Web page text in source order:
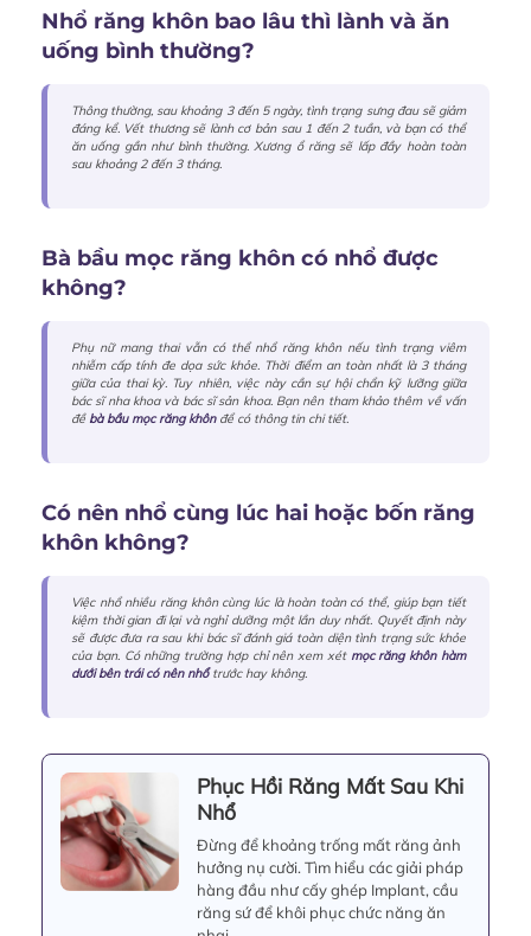
Nhổ răng khôn bao lâu thì lành và ăn
uống bình thường?
Thông thường, sau khoảng 3 đến 5 ngày, tình trạng sưng đau sẽ giảm
đáng kể. Vết thương sẽ lành cơ bản sau 1 đến 2 tuần, và bạn có thể
ăn uống gần như bình thường. Xương ổ răng sẽ lấp đầy hoàn toàn
sau khoảng 2 đến 3 tháng.
Bà bầu mọc răng khôn có nhổ được
không?
Phụ nữ mang thai vẫn có thể nhổ răng khôn nếu tình trạng viêm
nhiễm cấp tính đe dọa sức khỏe. Thời điểm an toàn nhất là 3 tháng
giữa của thai kỳ. Tuy nhiên, việc này cần sự hội chẩn kỹ lưỡng giữa
bác sĩ nha khoa và bác sĩ sản khoa. Bạn nên tham khảo thêm về vấn
đề bà bầu mọc răng khônđể có thông tin chi tiết.
Có nên nhổ cùng lúc hai hoặc bốn răng
khôn không?
Việc nhổ nhiều răng khôn cùng lúc là hoàn toàn có thể, giúp bạn tiết
kiệm thời gian đi lại và nghỉ dưỡng một lần duy nhất. Quyết định này
sẽ được đưa ra sau khi bác sĩ đánh giá toàn diện tình trạng sức khỏe
của bạn. Có những trường hợp chỉ nên xem xét mọc răng khôn hàm
dưới bên trái có nên nhổtrước hay không.
Phục Hồi Răng Mất Sau Khi
Nhổ
Đừng để khoảng trống mất răng ảnh
hưởng nụ cười. Tìm hiểu các giải pháp
hàng đầu như cấy ghép Implant, cầu
răng sứ để khôi phục chức năng ăn